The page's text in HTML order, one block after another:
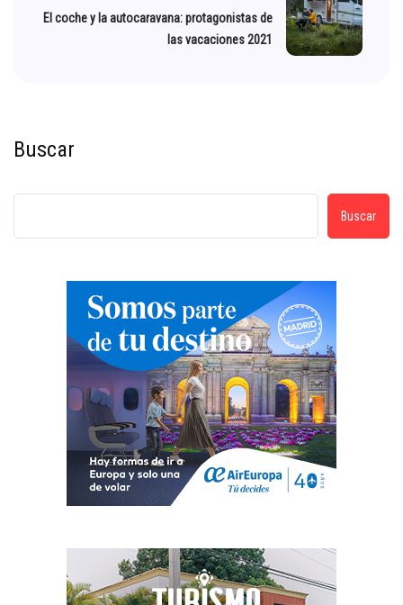
El coche y la autocaravana: protagonistas de
las vacaciones 2021
Buscar
Buscar